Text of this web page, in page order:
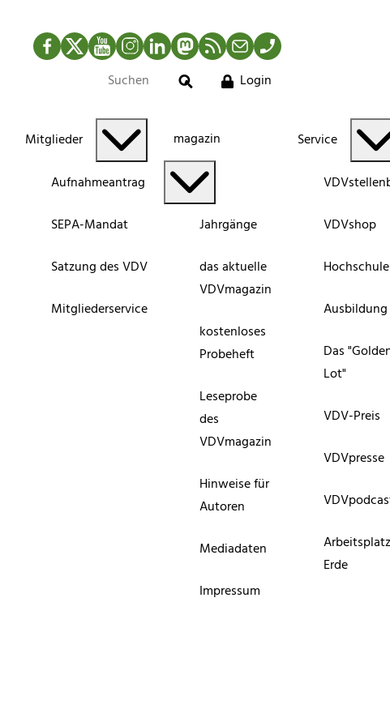
Facebook
TwitterYouTubeInstagram
LinkedInMastodonRSS-Newsfeed
MailTelefon
Suche
Login
Mitglieder
Aufnahmeantrag
SEPA-Mandat
Satzung des VDV
Mitgliederservice
magazin
Jahrgänge
das aktuelle
VDVmagazin
kostenloses
Probeheft
Leseprobe
des
VDVmagazin
Hinweise für
Autoren
Mediadaten
Impressum
Service
VDVshop
Ausbildung
Das
Lot"
VDV-Preis
VDVpresse
Erde